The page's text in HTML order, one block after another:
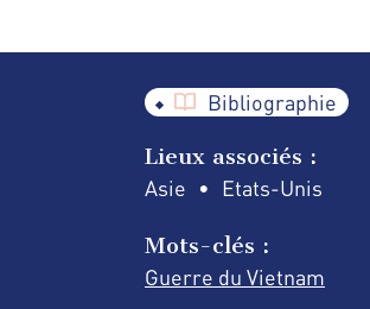
Bibliographie
Lieux associés :
Asie Etats-Unis
Mots-clés :
Guerre du Vietnam